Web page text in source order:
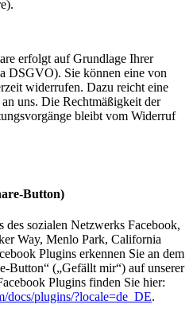
erfolgt auf Grundlage Ihrer
DSGVO). Sie können eine von
widerrufen. Dazu reicht eine
uns. Die Rechtmäßigkeit der
bleibt vom Widerruf
Button)
des sozialen Netzwerks Facebook,
Way, Menlo Park, California
Plugins erkennen Sie an dem
Button“ („Gefällt mir“) auf unserer
Plugins finden Sie hier:
docs/plugins/?locale=de_DE.